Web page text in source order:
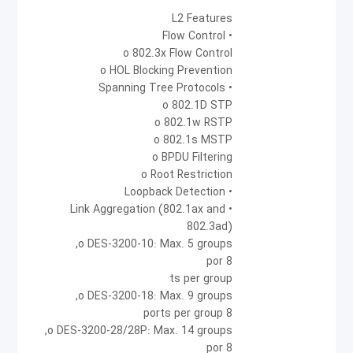
می‌کند. این استاندارد، مکانیزمی است که امکان
TACAS+ برای کنترل دسترسی به شبکه پشتیبانی
کنترل دسترسی کاربر، توسط مدیران به‌کارگرفته می‌شود.
با ویژگی DHCP Snooping که یک ویژگی امنیتی در لایه
2 است، پیام‌های DHCP از منابع نامعتبر تشخیص داده
شده و فیلتر می‌شود. این ویژگی، ترافیک غیرمجاز DHCP
L2 Features
• Flow Control
o 802.3x Flow Control
o HOL Blocking Prevention
• Spanning Tree Protocols
o 802.1D STP
o 802.1w RSTP
o 802.1s MSTP
o BPDU Filtering
o Root Restriction
• Loopback Detection
• Link Aggregation (802.1ax and
802.3ad)
o DES-3200-10: Max. 5 groups,
8 por
ts per group
o DES-3200-18: Max. 9 groups,
8 ports per group
o DES-3200-28/28P: Max. 14 groups,
8 por